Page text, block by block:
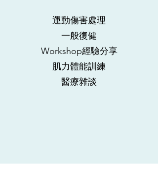
運動傷害處理
​一般復健
Workshop經驗分享
肌力體能訓練
​醫療雜談